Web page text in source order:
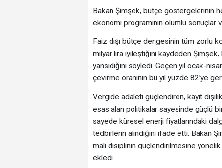
Bakan Şimşek, bütçe göstergelerinin
ekonomi programının olumlu sonuçlar
Faiz dışı bütçe dengesinin tüm zorlu
milyar lira iyileştiğini kaydeden
yansıdığını söyledi. Geçen yıl ocak-
çevirme oranının bu yıl yüzde 82’ye
Vergide adaleti güçlendiren, kayıt
esas alan politikalar sayesinde güçlü
sayede küresel enerji fiyatlarındaki
tedbirlerin alındığını ifade etti. Bakan
mali disiplinin güçlendirilmesine yönelik
ekledi.